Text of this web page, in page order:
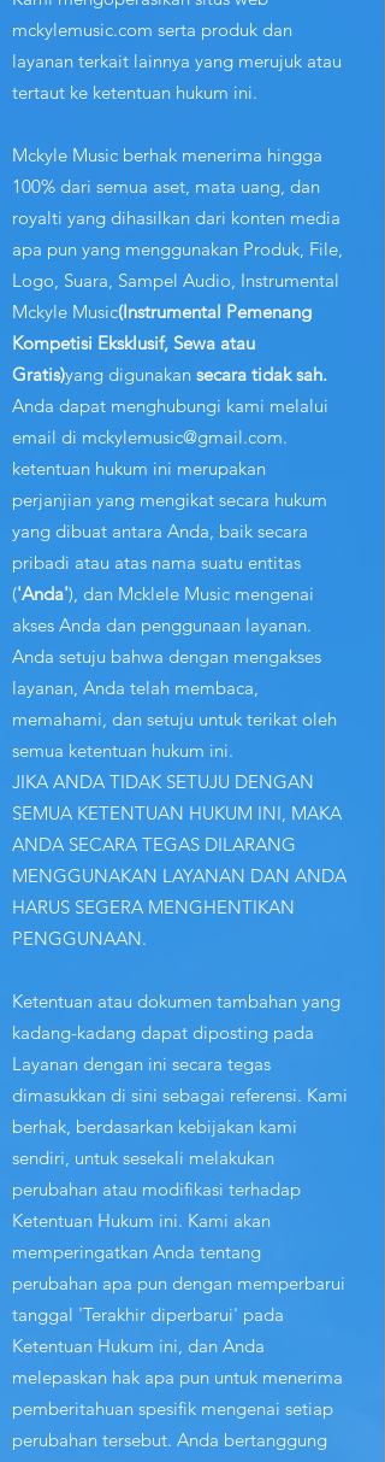
mckylemusic.com serta produk dan
layanan terkait lainnya yang merujuk atau
tertaut ke ketentuan hukum ini.
Mckyle Music berhak menerima hingga
100% dari semua aset, mata uang, dan
royalti yang dihasilkan dari konten media
apa pun yang menggunakan Produk, File,
Logo, Suara, Sampel Audio, Instrumental
Mckyle Music(Instrumental Pemenang
Kompetisi Eksklusif, Sewa atau
Gratis)yang digunakan secara tidak sah.
Anda dapat menghubungi kami melalui
email di mckylemusic@gmail.com.
ketentuan hukum ini merupakan
perjanjian yang mengikat secara hukum
yang dibuat antara Anda, baik secara
pribadi atau atas nama suatu entitas
('Anda'), dan Mcklele Music mengenai
akses Anda dan penggunaan layanan.
Anda setuju bahwa dengan mengakses
layanan, Anda telah membaca,
memahami, dan setuju untuk terikat oleh
semua ketentuan hukum ini.
JIKA ANDA TIDAK SETUJU DENGAN
SEMUA KETENTUAN HUKUM INI, MAKA
ANDA SECARA TEGAS DILARANG
MENGGUNAKAN LAYANAN DAN ANDA
HARUS SEGERA MENGHENTIKAN
PENGGUNAAN.
Ketentuan atau dokumen tambahan yang
kadang-kadang dapat diposting pada
Layanan dengan ini secara tegas
dimasukkan di sini sebagai referensi. Kami
berhak, berdasarkan kebijakan kami
sendiri, untuk sesekali melakukan
perubahan atau modifikasi terhadap
Ketentuan Hukum ini. Kami akan
memperingatkan Anda tentang
perubahan apa pun dengan memperbarui
tanggal 'Terakhir diperbarui' pada
Ketentuan Hukum ini, dan Anda
melepaskan hak apa pun untuk menerima
pemberitahuan spesifik mengenai setiap
perubahan tersebut. Anda bertanggung